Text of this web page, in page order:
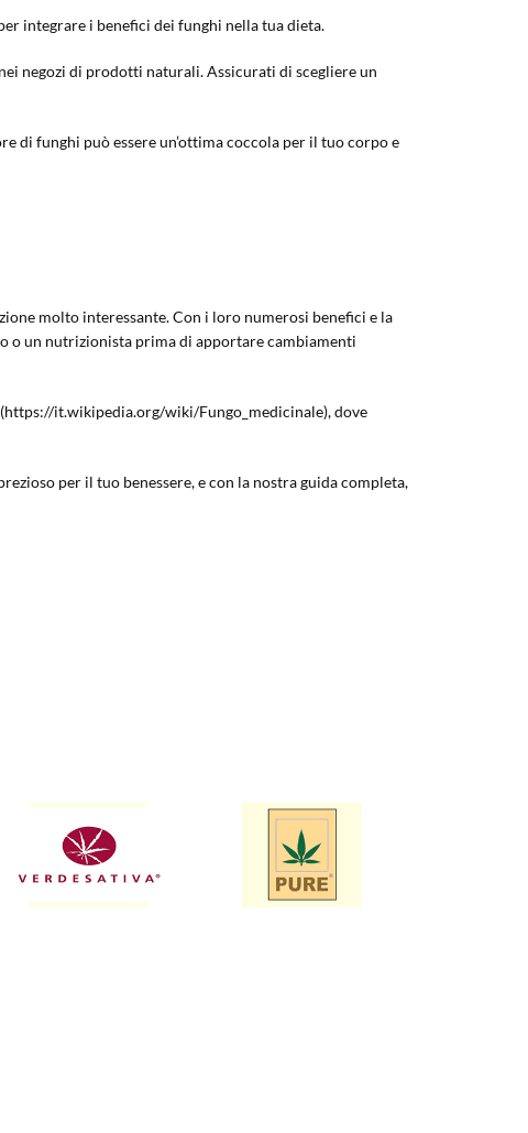
integrare i benefici dei funghi nella tua dieta.
negozi di prodotti naturali. Assicurati di scegliere un
di funghi può essere un’ottima coccola per il tuo corpo e
molto interessante. Con i loro numerosi benefici e la
o un nutrizionista prima di apportare cambiamenti
it.wikipedia.org/wiki/Fungo_medicinale), dove
per il tuo benessere, e con la nostra guida completa,